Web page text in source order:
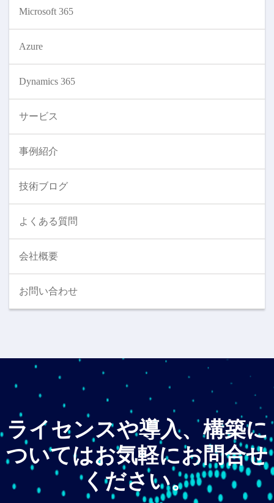
Microsoft 365
Azure
Dynamics 365
サービス
事例紹介
技術ブログ
よくある質問
会社概要
お問い合わせ
ライセンスや導入、構築に
ついてはお気軽にお問合せ
ください。